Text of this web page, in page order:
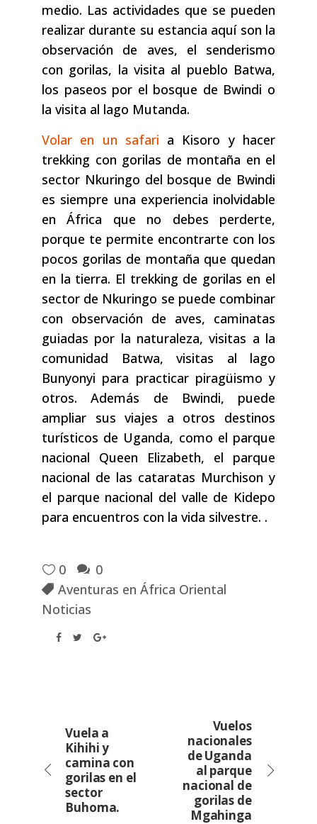
medio. Las actividades que se pueden
realizar durante su estancia aquí son la
observación de aves, el senderismo
con gorilas, la visita al pueblo Batwa,
los paseos por el bosque de Bwindi o
la visita al lago Mutanda.
Volar en un safari a Kisoro y hacer
trekking con gorilas de montaña en el
sector Nkuringo del bosque de Bwindi
es siempre una experiencia inolvidable
en África que no debes perderte,
porque te permite encontrarte con los
pocos gorilas de montaña que quedan
en la tierra. El trekking de gorilas en el
sector de Nkuringo se puede combinar
con observación de aves, caminatas
guiadas por la naturaleza, visitas a la
comunidad Batwa, visitas al lago
Bunyonyi para practicar piragüismo y
otros. Además de Bwindi, puede
ampliar sus viajes a otros destinos
turísticos de Uganda, como el parque
nacional Queen Elizabeth, el parque
nacional de las cataratas Murchison y
el parque nacional del valle de Kidepo
para encuentros con la vida silvestre. .
0
0
Aventuras en África Oriental
Noticias
Vuela a
Kihihi y
camina con
gorilas en el
sector
Buhoma.
Vuelos
nacionales
de Uganda
al parque
nacional de
gorilas de
Mgahinga